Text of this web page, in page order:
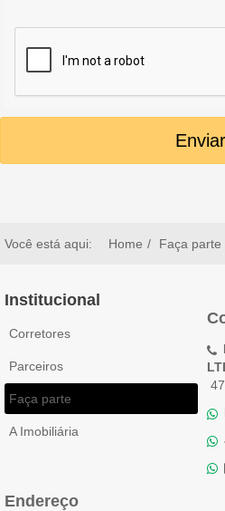
Enviar
Você está aqui: Home Faça parte
Institucional
Corretores
Parceiros
Faça parte
A Imobiliária
Endereço